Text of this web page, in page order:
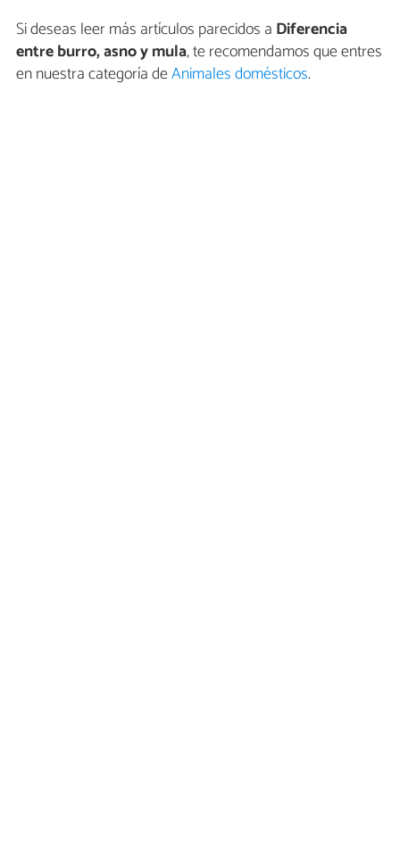
Si deseas leer más artículos parecidos a Diferencia
entre burro, asno y mula, te recomendamos que entres
en nuestra categoría deAnimales domésticos.